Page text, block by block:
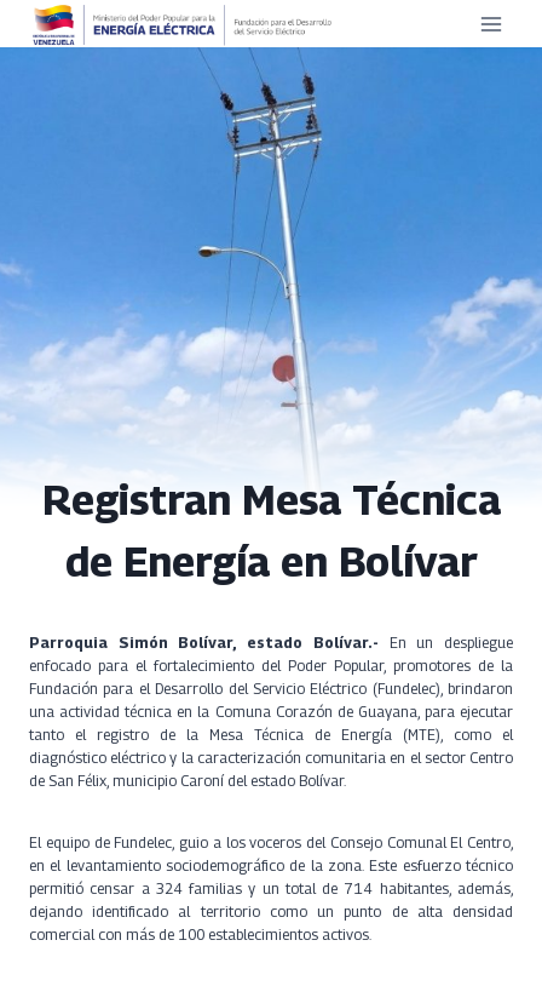
Saltar
Registran Mesa Técnica
de Energía en Bolívar
Parroquia Simón Bolívar, estado Bolívar.- En un despliegue
enfocado para el fortalecimiento del Poder Popular, promotores de la
Fundación para el Desarrollo del Servicio Eléctrico (Fundelec), brindaron
una actividad técnica en la Comuna Corazón de Guayana, para ejecutar
tanto el registro de la Mesa Técnica de Energía (MTE), como el
diagnóstico eléctrico y la caracterización comunitaria en el sector Centro
de San Félix, municipio Caroní del estado Bolívar.
El equipo de Fundelec, guio a los voceros del Consejo Comunal El Centro,
en el levantamiento sociodemográfico de la zona. Este esfuerzo técnico
permitió censar a 324 familias y un total de 714 habitantes, además,
dejando identificado al territorio como un punto de alta densidad
comercial con más de 100 establecimientos activos.